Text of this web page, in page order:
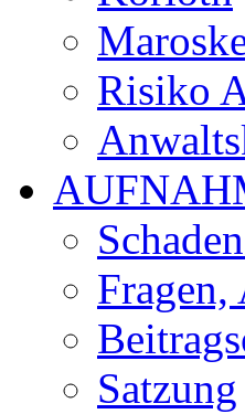
Risiko
Fragen,
Satzung